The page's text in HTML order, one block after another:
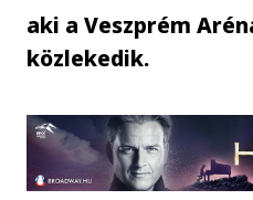
aki a Veszprém
közlekedik.